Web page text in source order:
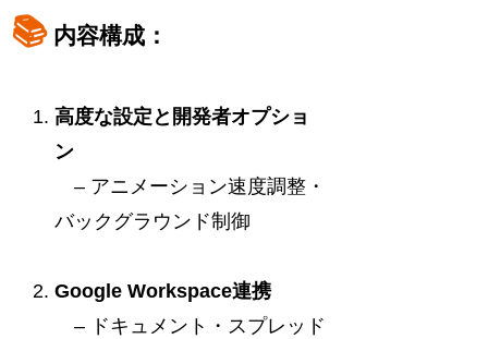
📚内容構成：
高度な設定と開発者オプショ
ン
– アニメーション速度調整・
バックグラウンド制御
Google Workspace連携
– ドキュメント・スプレッド